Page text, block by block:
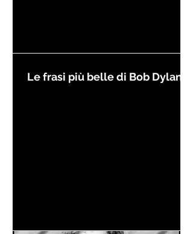
Le frasi più belle di Bob Dylan